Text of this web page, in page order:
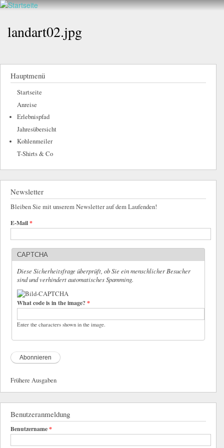
Direkt
Walderlebnis
e.V.
hier
landart02.jpg
Hauptmenü
Startseite
Anreise
Erlebnispfad
Jahresübersicht
Kohlenmeiler
T-Shirts & Co
Newsletter
Bleiben Sie mit unserem Newsletter auf dem Laufenden!
E-Mail*
CAPTCHA
Diese Sicherheitsfrage überprüft, ob Sie ein menschlicher Besucher
sind und verhindert automatisches Spamming.
What code is in the image?*
Enter the characters shown in the image.
Frühere Ausgaben
Benutzeranmeldung
Benutzername*